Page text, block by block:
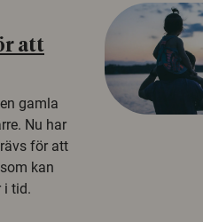
att
gamla
Nu har
för att
kan
i tid.